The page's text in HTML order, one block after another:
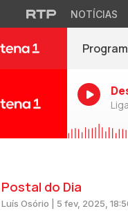
NOTÍCIAS
Postal do Dia
Luís Osório | 5 fev, 2025,